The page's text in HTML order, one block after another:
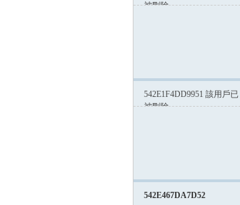
被刪除
542E1F4DD9951 該用戶已
被刪除
542E467DA7D52